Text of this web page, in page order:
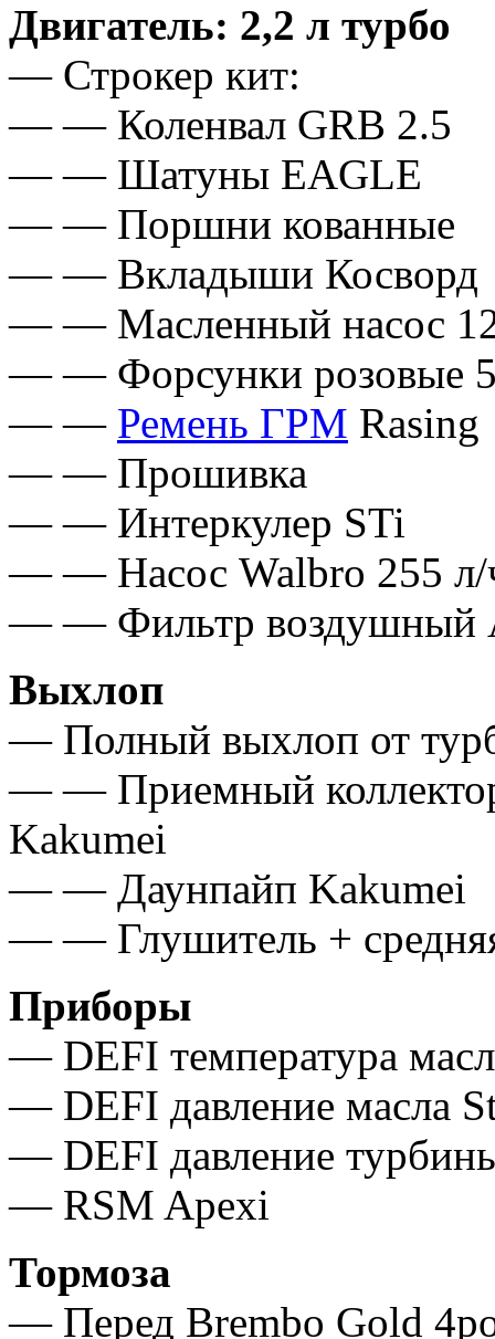
Двигатель: 2,2 л турбо
— Строкер кит:
— — Коленвал GRB 2.5
— — Шатуны EAGLE
— — Поршни кованные
— — Вкладыши Косворд
— — Масленный насос
— — Форсунки розовые
— — Ремень ГРМ Rasing
— — Прошивка
— — Интеркулер STi
— — Насос Walbro 255 л/
— — Фильтр воздушный
Выхлоп
— Полный выхлоп от
— — Приемный
Kakumei
— — Даунпайп Kakumei
— — Глушитель +
Приборы
— DEFI температура
— DEFI давление масла
— DEFI давление
— RSM Apexi
Тормоза
— Перед Brembo Gold